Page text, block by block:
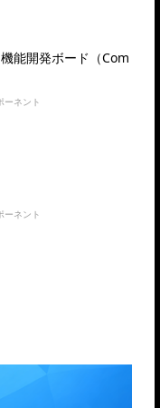
能開発ボード（Com
ーネント
ーネント